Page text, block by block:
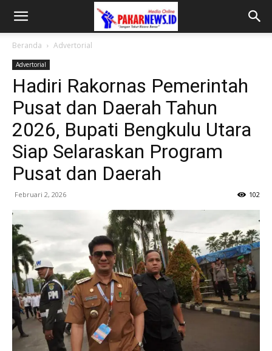
Beranda Advertorial
Advertorial
Hadiri Rakornas Pemerintah
Pusat dan Daerah Tahun
2026, Bupati Bengkulu Utara
Siap Selaraskan Program
Pusat dan Daerah
Februari 2, 2026 102